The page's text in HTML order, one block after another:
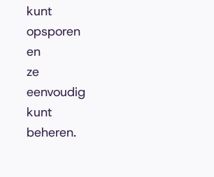
kunt
opsporen
en
ze
eenvoudig
kunt
beheren.